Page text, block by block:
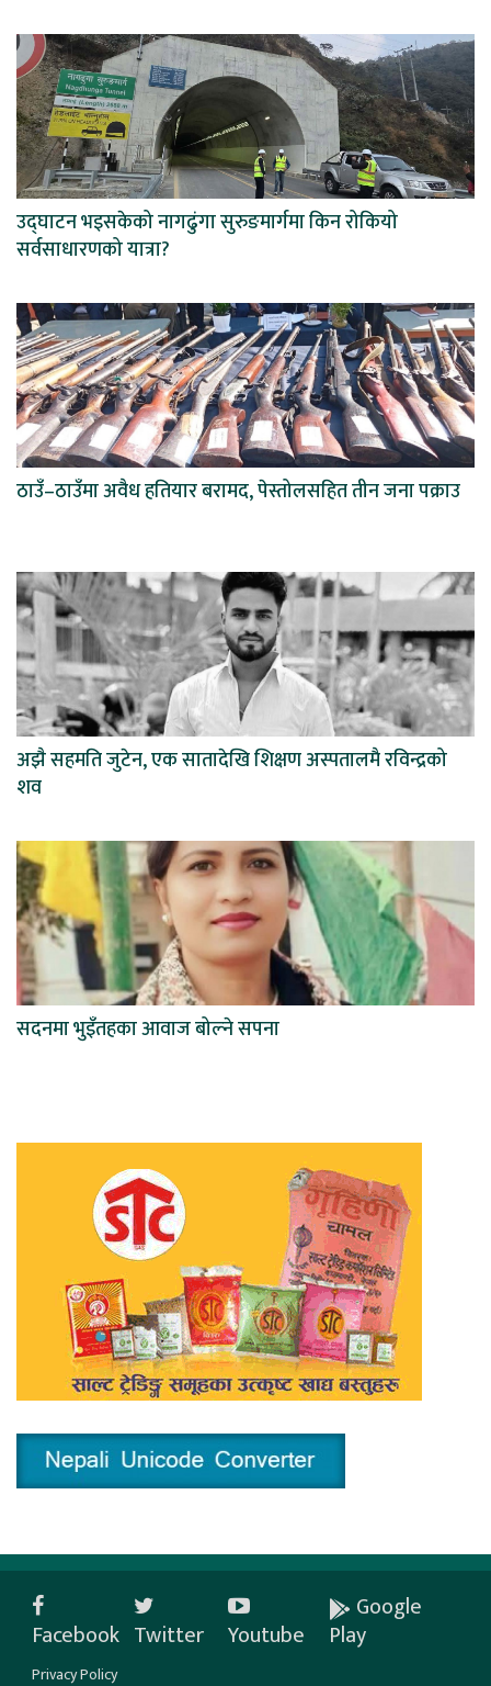
उद्घाटन भइसकेको नागढुंगा सुरुङमार्गमा किन रोकियो
सर्वसाधारणको यात्रा?
ठाउँ–ठाउँमा अवैध हतियार बरामद, पेस्तोलसहित तीन जना पक्राउ
अझै सहमति जुटेन, एक सातादेखि शिक्षण अस्पतालमै रविन्द्रको
शव
सदनमा भुइँतहका आवाज बोल्ने सपना
Facebook Twitter Youtube
Google
Play
Privacy Policy